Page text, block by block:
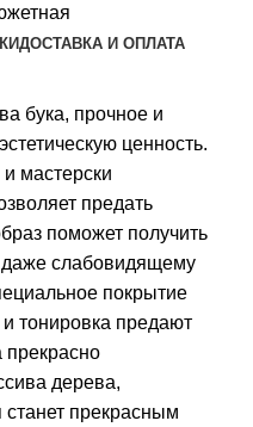
ДОСТАВКА И ОПЛАТА
бука, прочное и
ценность.
мастерски
предать
поможет получить
даже слабовидящему
покрытие
тонировка предают
прекрасно
дерева,
прекрасным